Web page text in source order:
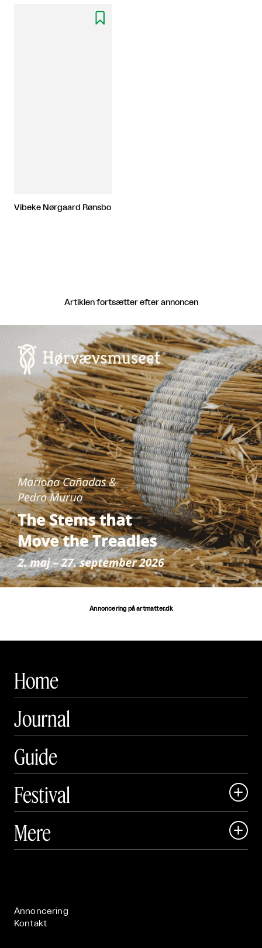

Vibeke Nørgaard Rønsbo
Artiklen fortsætter efter annoncen
Annoncering på artmatter.dk
Home
Journal
Guide
Festival

 Art Matter Festival
Mere 
Annoncering
Kontakt